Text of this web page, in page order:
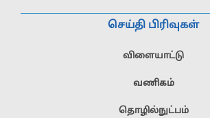
செய்தி பிரிவுகள்
விளையாட்டு
வணிகம்
தொழில்நுட்பம்